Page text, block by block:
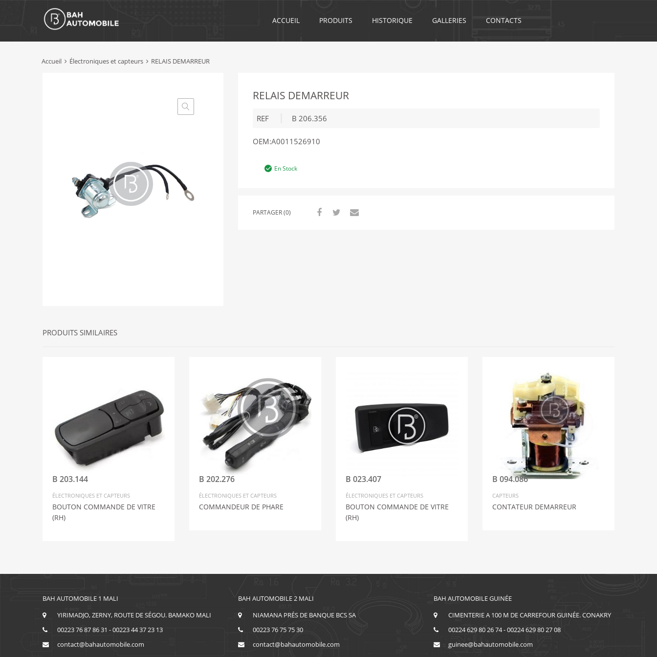
ACCUEIL PRODUITS HISTORIQUE GALLERIES CONTACTS
Accueil Électroniques et capteurs RELAIS DEMARREUR
RELAIS DEMARREUR
REF B 206.356
OEM:A0011526910
En Stock
PARTAGER (0)
PRODUITS SIMILAIRES
B 203.144
ÉLECTRONIQUES ET CAPTEURS
BOUTON COMMANDE DE VITRE
(RH)
B 202.276
ÉLECTRONIQUES ET CAPTEURS
COMMANDEUR DE PHARE
B 023.407
ÉLECTRONIQUES ET CAPTEURS
BOUTON COMMANDE DE VITRE
(RH)
B 094.086
CAPTEURS
CONTATEUR DEMARREUR
BAH AUTOMOBILE 1 MALI
YIRIMADJO, ZERNY, ROUTE DE SÉGOU. BAMAKO MALI
00223 76 87 86 31 - 00223 44 37 23 13
contact@bahautomobile.com
BAH AUTOMOBILE 2 MALI
NIAMANA PRÉS DE BANQUE BCS SA
00223 76 75 75 30
contact@bahautomobile.com
BAH AUTOMOBILE GUINÉE
CIMENTERIE A 100 M DE CARREFOUR GUINÉE. CONAKRY
00224 629 80 26 74 - 00224 629 80 27 08
guinee@bahautomobile.com